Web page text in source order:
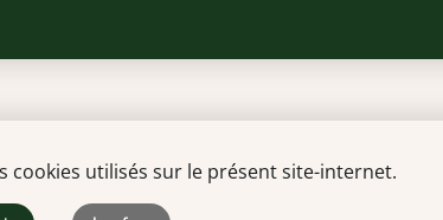
cookies utilisés sur le présent site-internet.